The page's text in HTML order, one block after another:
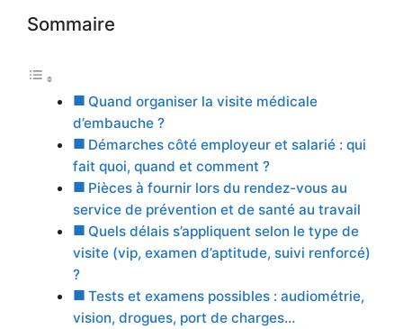
Sommaire
Quand organiser la visite médicale
d’embauche ?
Démarches côté employeur et salarié : qui
fait quoi, quand et comment ?
Pièces à fournir lors du rendez-vous au
service de prévention et de santé au travail
Quels délais s’appliquent selon le type de
visite (vip, examen d’aptitude, suivi renforcé)
?
Tests et examens possibles : audiométrie,
vision, drogues, port de charges…